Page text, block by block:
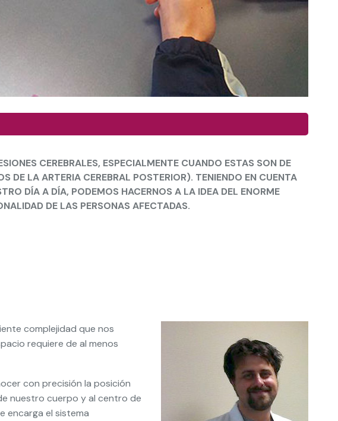
CEREBRALES, ESPECIALMENTE CUANDO ESTAS SON DE
DE LA ARTERIA CEREBRAL POSTERIOR). TENIENDO EN CUENTA
DÍA A DÍA, PODEMOS HACERNOS A LA IDEA DEL ENORME
DE LAS PERSONAS AFECTADAS.
complejidad que nos
requiere de al menos
con precisión la posición
nuestro cuerpo y al centro de
encarga el sistema